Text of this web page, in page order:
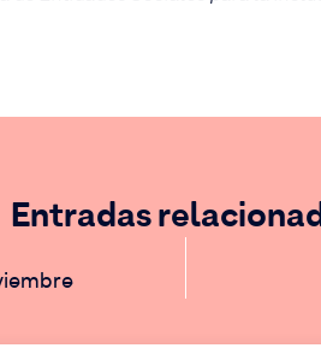
Entradas